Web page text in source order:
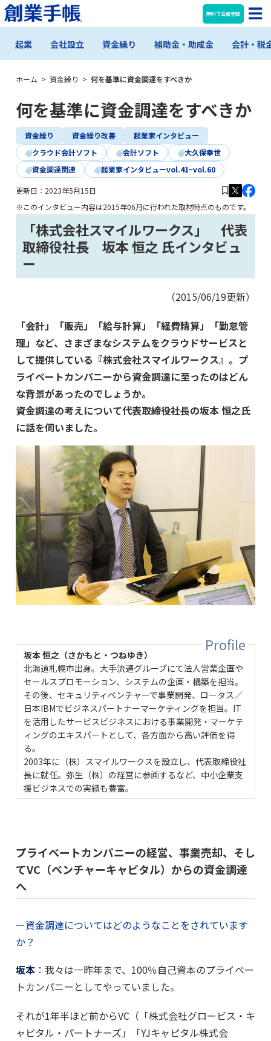
無料で会員登録
起業 会社設立 資金繰り 補助金・助成金 会計・税
ホーム > 資金繰り > 何を基準に資金調達をすべきか
何を基準に資金調達をすべきか
資金繰り 資金繰り改善
起業家インタビュー
クラウド会計ソフト
会計ソフト
大久保幸世
資金調達関連
起業家インタビューvol.41~vol.60
更新日： 2023年5月15日
※このインタビュー内容は2015年06月に行われた取材時点のものです。
「株式会社スマイルワークス」 代表
取締役社長 坂本 恒之 氏インタビュ
ー
（2015/06/19更新）
「会計」「販売」「給与計算」「経費精算」「勤怠管
理」など、さまざまなシステムをクラウドサービスと
して提供している『株式会社スマイルワークス』。プ
ライベートカンパニーから資金調達に至ったのはどん
な背景があったのでしょうか。
資金調達の考えについて代表取締役社長の坂本 恒之氏
に話を伺いました。
坂本 恒之（さかもと・つねゆき）
北海道札幌市出身。大手流通グループにて法人営業企画や
セールスプロモーション、システムの企画・構築を担当。
その後、セキュリティベンチャーで事業開発、ロータス／
日本IBMでビジネスパートナーマーケティングを担当。IT
を活用したサービスビジネスにおける事業開発・マーケテ
ィングのエキスパートとして、各方面から高い評価を得
る。
2003年に（株）スマイルワークスを設立し、代表取締役社
長に就任。弥生（株）の経営に参画するなど、中小企業支
援ビジネスでの実績も豊富。
プライベートカンパニーの経営、事業売却、そし
てVC（ベンチャーキャピタル）からの資金調達
へ
ー資金調達についてはどのようなことをされています
か？
坂本 ：我々は一昨年まで、100％自己資本のプライベー
トカンパニーとしてやっていました。
それが1年半ほど前からVC（「株式会社グロービス・キ
ャピタル・パートナーズ」「YJキャピタル株式会